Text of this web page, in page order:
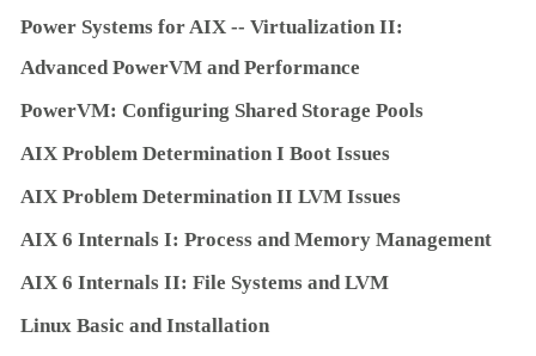
Power Systems forAIX -­‐ Virtualization II:
Advanced PowerVM and Performance
PowerVM: Configuring Shared Storage Pools
AIX Problem Determination I Boot Issues
AIX Problem Determination II LVM Issues
AIX 6 Internals I: Process and Memory Management
AIX 6 Internals II: File Systems and LVM
Linux Basic and Installation